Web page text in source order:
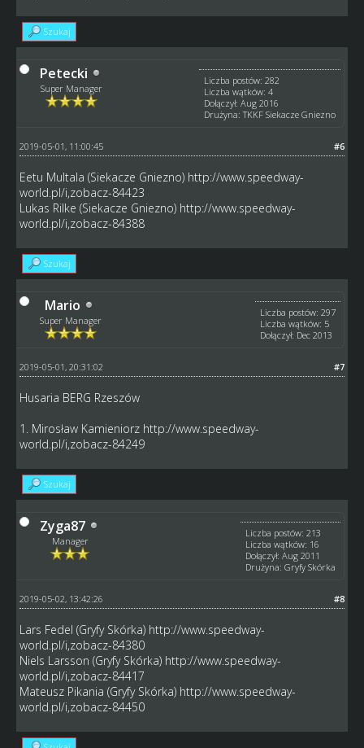
Szukaj
Petecki
Super Manager
Liczba postów: 282
Liczba wątków: 4
Dołączył: Aug 2016
Drużyna: TKKF Siekacze Gniezno
#6
2019-05-01, 11:00:45
Eetu Multala (Siekacze Gniezno) http://www.speedway-
world.pl/i,zobacz-84423
Lukas Rilke (Siekacze Gniezno) http://www.speedway-
world.pl/i,zobacz-84388
Szukaj
Mario
Super Manager
Liczba postów: 297
Liczba wątków: 5
Dołączył: Dec 2013
#7
2019-05-01, 20:31:02
Husaria BERG Rzeszów
1. Mirosław Kamieniorz http://www.speedway-
world.pl/i,zobacz-84249
Szukaj
Zyga87
Manager
Liczba postów: 213
Liczba wątków: 16
Dołączył: Aug 2011
Drużyna: Gryfy Skórka
#8
2019-05-02, 13:42:26
Lars Fedel (Gryfy Skórka) http://www.speedway-
world.pl/i,zobacz-84380
Niels Larsson (Gryfy Skórka) http://www.speedway-
world.pl/i,zobacz-84417
Mateusz Pikania (Gryfy Skórka) http://www.speedway-
world.pl/i,zobacz-84450